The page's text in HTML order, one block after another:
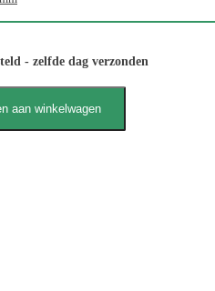
- zelfde dag verzonden
aan winkelwagen